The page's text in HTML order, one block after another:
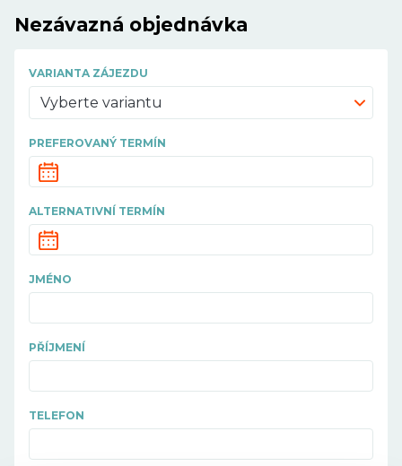
Nezávazná objednávka
VARIANTA ZÁJEZDU
Vyberte variantu
PREFEROVANÝ TERMÍN
ALTERNATIVNÍ TERMÍN
JMÉNO
PŘÍJMENÍ
TELEFON